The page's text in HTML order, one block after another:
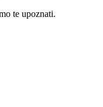
te upoznati.